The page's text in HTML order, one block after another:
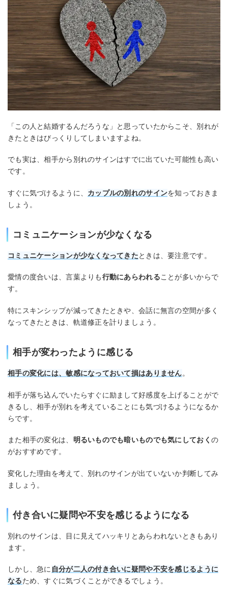
「この人と結婚するんだろうな」と思っていたからこそ、別れが
きたときはびっくりしてしまいますよね。
でも実は、相手から別れのサインはすでに出ていた可能性も高い
です。
すぐに気づけるように、 カップルの別れのサインを知っておきま
しょう。
コミュニケーションが少なくなる
コミュニケーションが少なくなってきたときは、要注意です。
愛情の度合いは、言葉よりも行動にあらわれることが多いからで
す。
特にスキンシップが減ってきたときや、会話に無言の空間が多く
なってきたときは、軌道修正を計りましょう。
相手が変わったように感じる
相手の変化には、敏感になっておいて損はありません。
相手が落ち込んでいたらすぐに励まして好感度を上げることがで
きるし、相手が別れを考えていることにも気づけるようになるか
らです。
また相手の変化は、 明るいものでも暗いものでも気にしておく の
がおすすめです。
変化した理由を考えて、別れのサインが出ていないか判断してみ
ましょう。
付き合いに疑問や不安を感じるようになる
別れのサインは、目に見えてハッキリとあらわれないときもあり
ます。
しかし、急に 自分が二人の付き合いに疑問や不安を感じるように
なるため、すぐに気づくことができるでしょう。